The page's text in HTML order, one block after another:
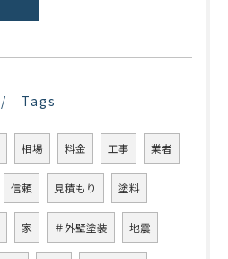
Tags
相場 料金 工事 業者
信頼 見積もり 塗料
家 ＃外壁塗装 地震